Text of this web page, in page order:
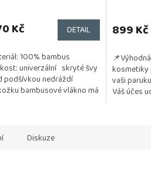
Kč DETAIL
100% bambus
univerzální skryté švy
podšívkou nedráždí
bambusové vlákno má
899 Kč
kosmetiky
vaši
Váš účes
Diskuze